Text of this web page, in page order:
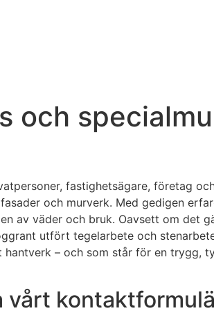
och
fastighetsägare, företag
och murverk. Med gedigen
av väder och bruk. Oavsett om det
utfört tegelarbete och
– och som står för en trygg,
vårt